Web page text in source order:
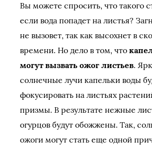
Вы можете спросить, что такого
если вода попадет на листья?
не вызовет, так как высохнет в
времени. Но дело в том, что
могут вызвать ожог листьев.
солнечные лучи капельки воды
фокусировать на листьях
призмы. В результате нежные
огурцов будут обожжены. Так,
ожоги могут стать еще одной